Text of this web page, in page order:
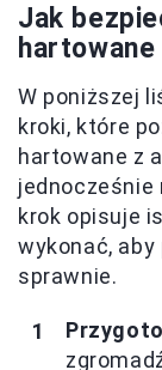
Jak
W poniższej
kroki, które
hartowane z
jednocześnie
krok opisuje
wykonać, aby
sprawnie.